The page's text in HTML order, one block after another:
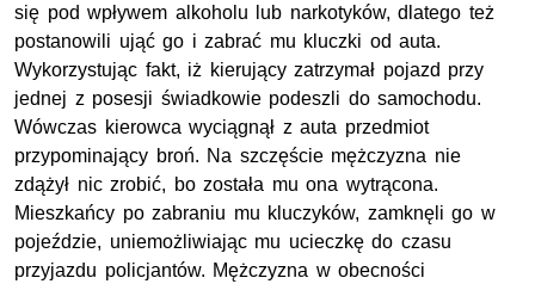
się pod wpływem alkoholu lub narkotyków, dlatego też
postanowili ująć go i zabrać mu kluczki od auta.
Wykorzystując fakt, iż kierujący zatrzymał pojazd przy
jednej z posesji świadkowie podeszli do samochodu.
Wówczas kierowca wyciągnął z auta przedmiot
przypominający broń. Na szczęście mężczyzna nie
zdążył nic zrobić, bo została mu ona wytrącona.
Mieszkańcy po zabraniu mu kluczyków, zamknęli go w
pojeździe, uniemożliwiając mu ucieczkę do czasu
przyjazdu policjantów. Mężczyzna w obecności